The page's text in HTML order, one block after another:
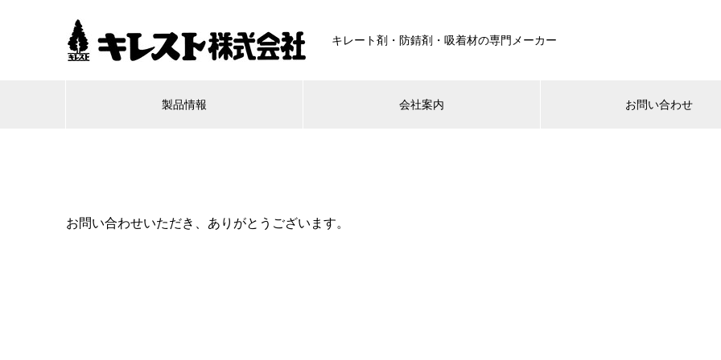
キレート剤・防錆剤・吸着材の専門メーカー
製品情報 会社案内 お問い合わせ
お問い合わせいただき、ありがとうございます。